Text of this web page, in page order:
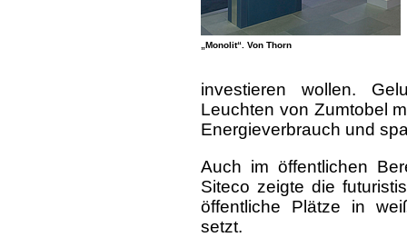
„Monolit“. Von Thorn
investieren wollen.
Leuchten von Zumtobel
Energieverbrauch und
Auch im öffentlichen
Siteco zeigte die
öffentliche Plätze in
setzt.